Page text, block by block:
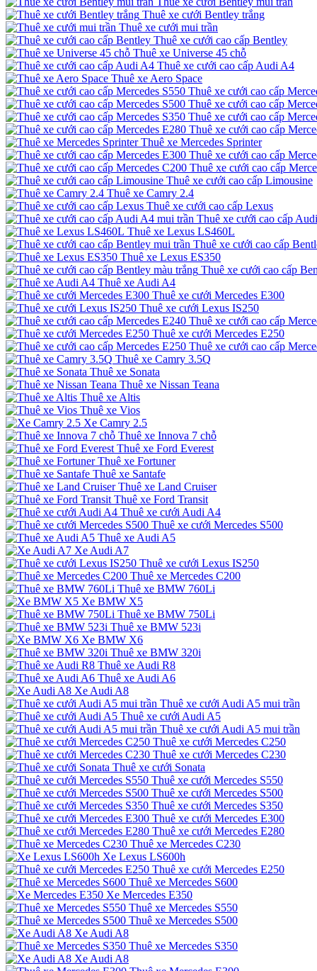
Thuê xe cưới Bentley trắng
Thuê xe cưới mui trần
Thuê xe cưới cao cấp Bentley
Thuê xe Universe 45 chỗ
Thuê xe cưới cao cấp Audi A4
Thuê xe Aero Space
Thuê xe cưới cao cấp
Thuê xe cưới cao cấp
Thuê xe cưới cao cấp
Thuê xe cưới cao cấp
Thuê xe Mercedes Sprinter
Thuê xe cưới cao cấp
Thuê xe cưới cao cấp
Thuê xe cưới cao cấp Limousine
Thuê xe Camry 2.4
Thuê xe cưới cao cấp Lexus
Thuê xe cưới cao cấp
Thuê xe Lexus LS460L
Thuê xe cưới cao cấp
Thuê xe Lexus ES350
Thuê xe cưới cao cấp
Thuê xe Audi A4
Thuê xe cưới Mercedes E300
Thuê xe cưới Lexus IS250
Thuê xe cưới cao cấp
Thuê xe cưới Mercedes E250
Thuê xe cưới cao cấp
Thuê xe Camry 3.5Q
Thuê xe Sonata
Thuê xe Nissan Teana
Thuê xe Altis
Thuê xe Vios
Xe Camry 2.5
Thuê xe Innova 7 chỗ
Thuê xe Ford Everest
Thuê xe Fortuner
Thuê xe Santafe
Thuê xe Land Cruiser
Thuê xe Ford Transit
Thuê xe cưới Audi A4
Thuê xe cưới Mercedes S500
Thuê xe Audi A5
Xe Audi A7
Thuê xe cưới Lexus IS250
Thuê xe Mercedes C200
Thuê xe BMW 760Li
Xe BMW X5
Thuê xe BMW 750Li
Thuê xe BMW 523i
Xe BMW X6
Thuê xe BMW 320i
Thuê xe Audi R8
Thuê xe Audi A6
Xe Audi A8
Thuê xe cưới Audi A5 mui trần
Thuê xe cưới Audi A5
Thuê xe cưới Audi A5 mui trần
Thuê xe cưới Mercedes C250
Thuê xe cưới Mercedes C230
Thuê xe cưới Sonata
Thuê xe cưới Mercedes S550
Thuê xe cưới Mercedes S500
Thuê xe cưới Mercedes S350
Thuê xe cưới Mercedes E300
Thuê xe cưới Mercedes E280
Thuê xe Mercedes C230
Xe Lexus LS600h
Thuê xe cưới Mercedes E250
Thuê xe Mercedes S600
Xe Mercedes E350
Thuê xe Mercedes S550
Thuê xe Mercedes S500
Xe Audi A8
Thuê xe Mercedes S350
Xe Audi A8